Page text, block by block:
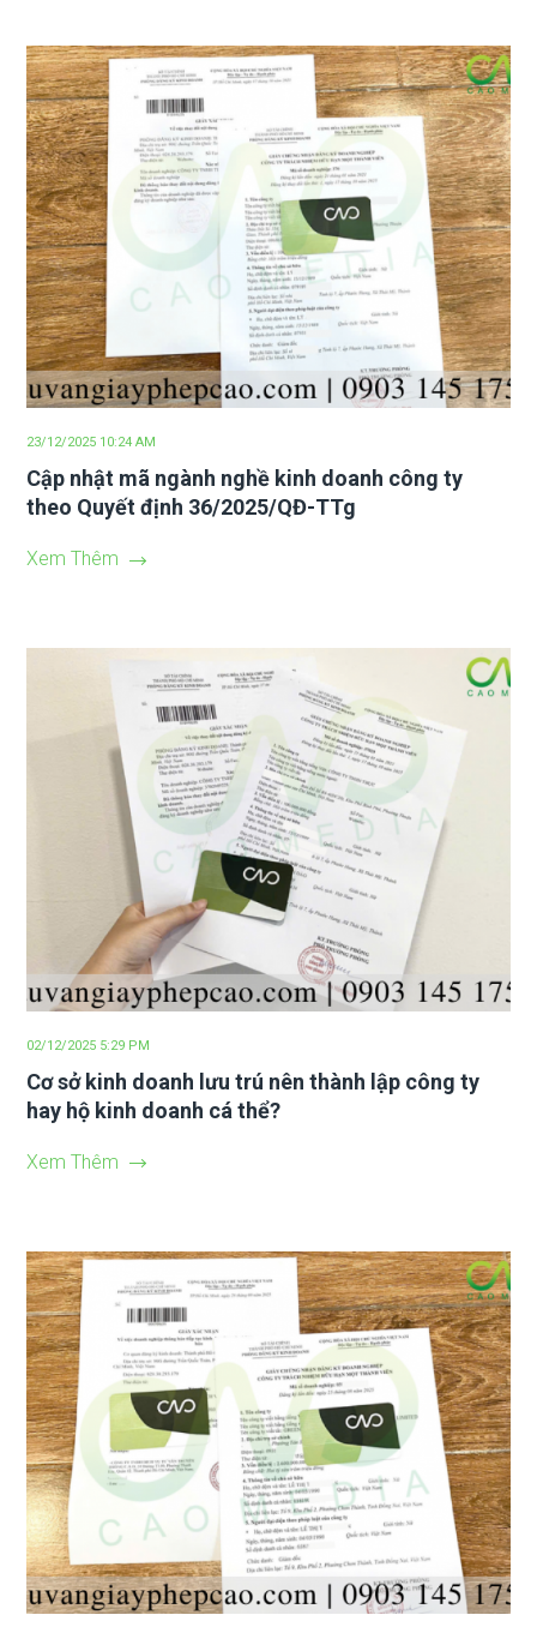
23/12/2025 10:24 AM
Cập nhật mã ngành nghề kinh doanh công ty
theo Quyết định 36/2025/QĐ-TTg
Xem Thêm
02/12/2025 5:29 PM
Cơ sở kinh doanh lưu trú nên thành lập công ty
hay hộ kinh doanh cá thể?
Xem Thêm